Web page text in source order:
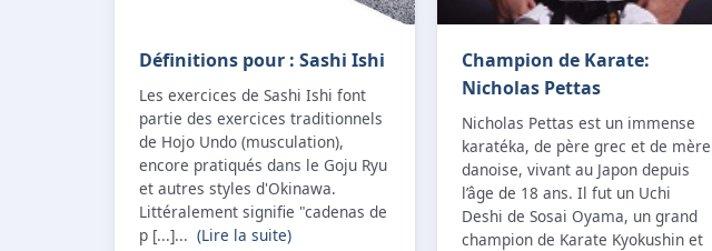
Définitions pour : Sashi Ishi
Les exercices de Sashi Ishi font
partie des exercices traditionnels
de Hojo Undo (musculation),
encore pratiqués dans le Goju Ryu
et autres styles d'Okinawa.
Littéralement signifie "cadenas de
p [...]... (Lire la suite)
Champion de Karate:
Nicholas Pettas
Nicholas Pettas est un immense
karatéka, de père grec et de mère
danoise, vivant au Japon depuis
l’âge de 18 ans. Il fut un Uchi
Deshi de Sosai Oyama, un grand
champion de Karate Kyokushin et